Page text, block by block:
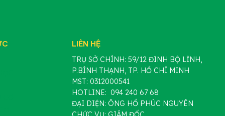
LIÊN HỆ
TRỤ SỞ CHÍNH: 59/12 ĐINH BỘ LĨNH,
P.BÌNH THẠNH, TP. HỒ CHÍ MINH
MST: 0312000541
HOTLINE: 094 240 67 68
ĐẠI DIỆN: ÔNG HỒ PHÚC NGUYÊN